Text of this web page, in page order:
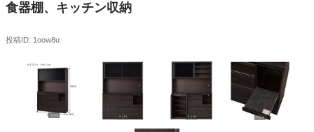
食器棚、キッチン収納
投稿ID: 1oow8u